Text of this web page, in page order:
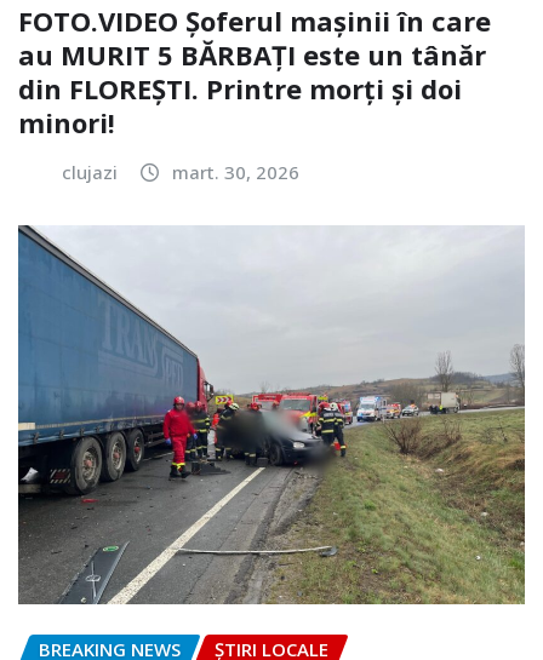
FOTO.VIDEO Șoferul mașinii în care
au MURIT 5 BĂRBAȚI este un tânăr
din FLOREȘTI. Printre morți și doi
minori!
clujazi mart. 30, 2026
BREAKING NEWS ȘTIRI LOCALE